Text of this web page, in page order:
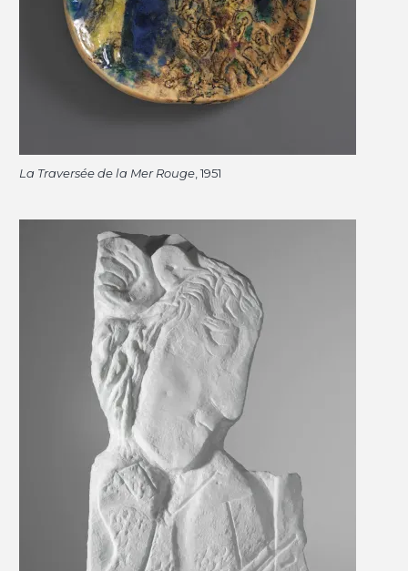
La Traversée de la Mer Rouge , 1951